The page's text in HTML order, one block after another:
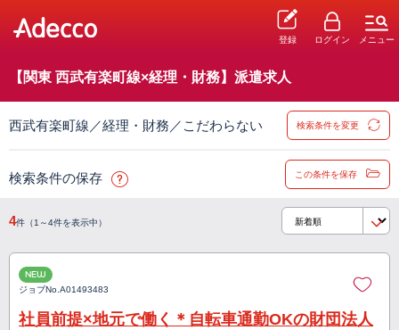
登録 ログイン メニュー
【関東 西武有楽町線×経理・財務】派遣求人
西武有楽町線／経理・財務／こだわらない 検索条件を変更
検索条件の保存 この条件を保存
4件（1～4件を表示中）
NEW
ジョブNo.A01493483
社員前提×地元で働く＊自転車通勤OKの財団法人